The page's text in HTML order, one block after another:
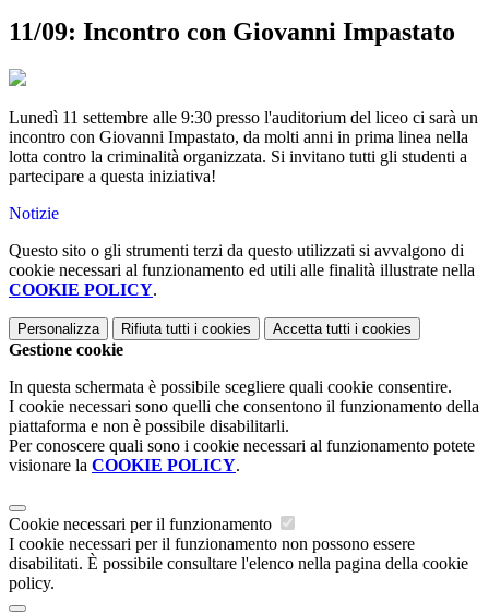
11/09: Incontro con Giovanni Impastato
Lunedì 11 settembre alle 9:30 presso l'auditorium del liceo ci sarà un
incontro con Giovanni Impastato, da molti anni in prima linea nella
lotta contro la criminalità organizzata. Si invitano tutti gli studenti a
partecipare a questa iniziativa!
Notizie
Questo sito o gli strumenti terzi da questo utilizzati si avvalgono di
cookie necessari al funzionamento ed utili alle finalità illustrate nella
COOKIE POLICY.
Personalizza Rifiuta tutti i cookies Accetta tutti i cookies
Gestione cookie
In questa schermata è possibile scegliere quali cookie consentire.
I cookie necessari sono quelli che consentono il funzionamento della
piattaforma e non è possibile disabilitarli.
Per conoscere quali sono i cookie necessari al funzionamento potete
visionare la COOKIE POLICY.
Cookie necessari per il funzionamento
I cookie necessari per il funzionamento non possono essere
disabilitati. È possibile consultare l'elenco nella pagina della cookie
policy.